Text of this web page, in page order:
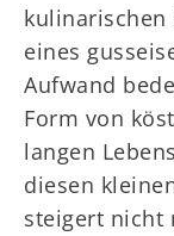
kulinarischen
eines
Aufwand
Form von
langen
diesen
steigert nicht